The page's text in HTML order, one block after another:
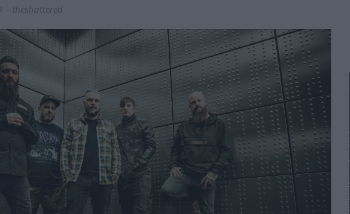
- theshattered